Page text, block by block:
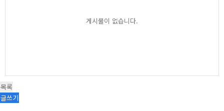
게시물이 없습니다.
목록
글쓰기